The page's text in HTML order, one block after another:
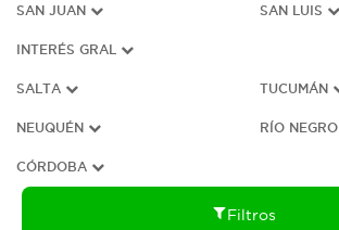
Filtros
SAN JUAN SAN LUIS
INTERÉS GRAL
SALTA TUCUMÁN
NEUQUÉN RÍO NEGRO
CÓRDOBA